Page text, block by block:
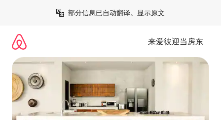
部分信息已自动翻译。 显示原文
来爱彼迎当房东